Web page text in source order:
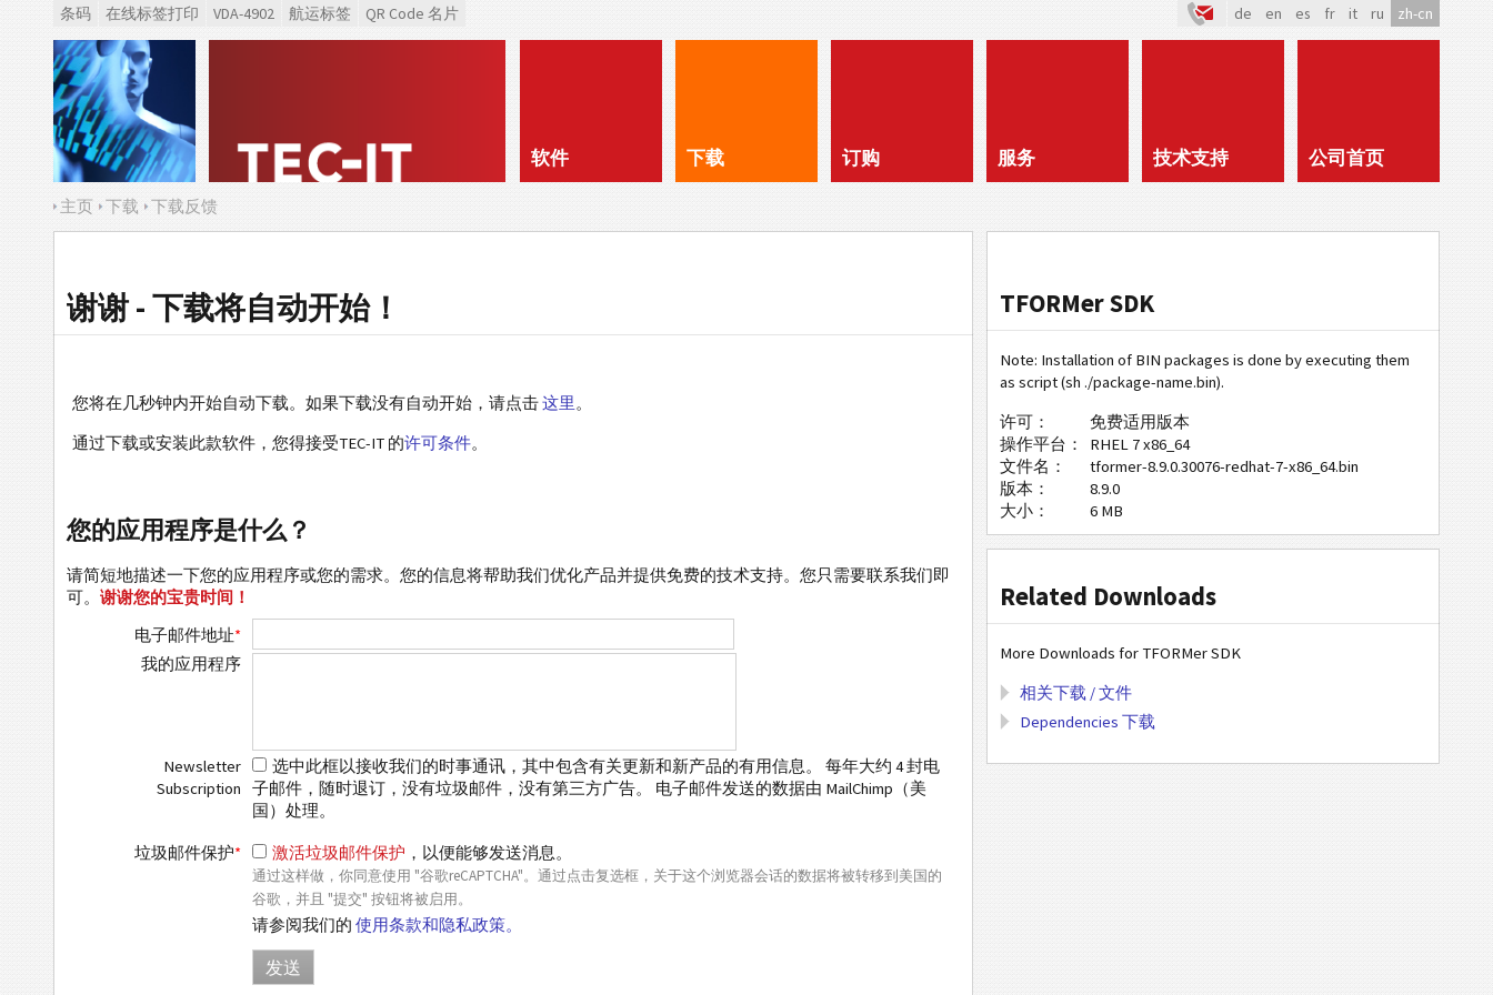
条码 在线标签打印 VDA-4902 航运标签 QR Code 名片 de en es fr it ru zh-cn
软件 下载 订购 服务 技术支持 公司首页
主页 下载 下载反馈
谢谢 - 下载将自动开始！
您将在几秒钟内开始自动下载。如果下载没有自动开始，请点击这里。
通过下载或安装此款软件，您得接受TEC-IT 的许可条件。
您的应用程序是什么？
请简短地描述一下您的应用程序或您的需求。您的信息将帮助我们优化产品并提供免费的技术支持。您只需要联系我们即
可。 谢谢您的宝贵时间！
电子邮件地址*
我的应用程序
Newsletter
Subscription
选中此框以接收我们的时事通讯，其中包含有关更新和新产品的有用信息。 每年大约 4 封电
子邮件，随时退订，没有垃圾邮件，没有第三方广告。 电子邮件发送的数据由 MailChimp（美
国）处理。
垃圾邮件保护* 激活垃圾邮件保护 ，以便能够发送消息。
通过这样做，你同意使用 "谷歌reCAPTCHA"。通过点击复选框，关于这个浏览器会话的数据将被转移到美国的
谷歌，并且 "提交" 按钮将被启用。
请参阅我们的使用条款和隐私政策。
TFORMer SDK
Note: Installation of BIN packages is done by executing them
as script (sh ./package-name.bin).
许可：
免费适用版本
操作平台：
RHEL 7 x86_64
文件名：
tformer-8.9.0.30076-redhat-7-x86_64.bin
版本：
8.9.0
大小：
6 MB
Related Downloads
More Downloads for TFORMer SDK
相关下载 / 文件
Dependencies 下载